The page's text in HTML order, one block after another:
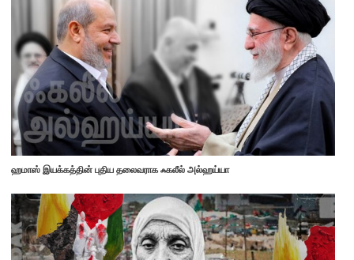
ஹமாஸ் இயக்கத்தின் புதிய தலைவராக ஃகலீல் அல்ஹய்யா